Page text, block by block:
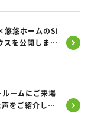
悠悠ホームのSI
スを公開しまし
ルームにご来場
をご紹介しま